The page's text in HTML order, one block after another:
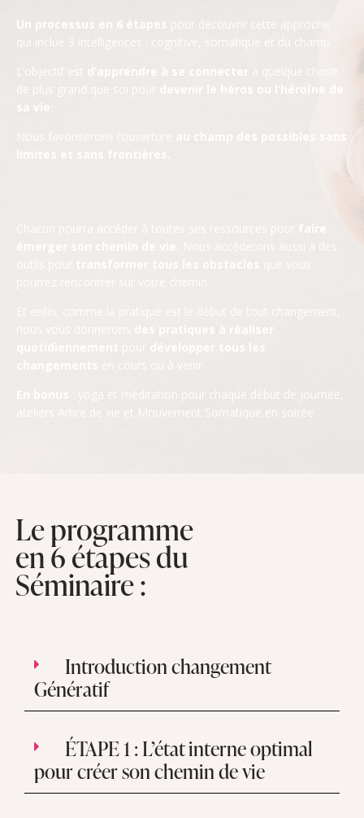
Un processus en 6 étapes pour découvrir cette approche
qui inclue 3 intelligences : cognitive, somatique et du champ.
L’objectif est d’apprendre à se connecter à quelque chose
de plus grand que soi pour devenir le héros ou l’héroïne de
sa vie
Nous favoriserons l’ouverture au champ des possibles sans
limites et sans frontières.
Chacun pourra accéder à toutes ses ressources pour faire
émerger son chemin de vie.
Nous accéderons aussi à des
transformer tous les obstacles
que vous
Et enfin, comme la pratique est le début de tout changement,
des pratiques à réaliser
quotidiennement
pour développer tous les
changements
en cours ou à venir.
En bonus
: yoga et méditation pour chaque début de journée,
ateliers Arbre de vie et Mouvement Somatique en soirée
Le programme
en 6 étapes du
Séminaire :
Introduction changement
Génératif
ÉTAPE 1 : L’état interne optimal
pour créer son chemin de vie